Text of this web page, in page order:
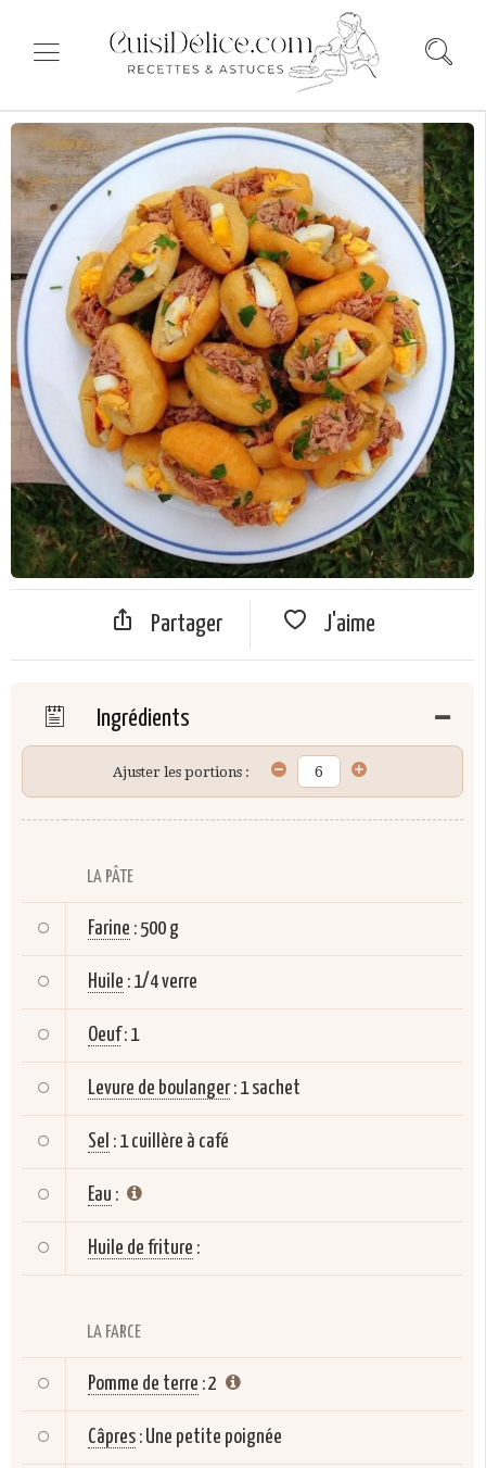
Partager J'aime
Ingrédients
Ajuster les portions :
LA PÂTE
Farine : 500 g
Huile : 1/4 verre
Oeuf : 1
Levure de boulanger : 1 sachet
Sel : 1 cuillère à café
Eau :
Huile de friture :
LA FARCE
Pomme de terre :2
Câpres : Une petite poignée